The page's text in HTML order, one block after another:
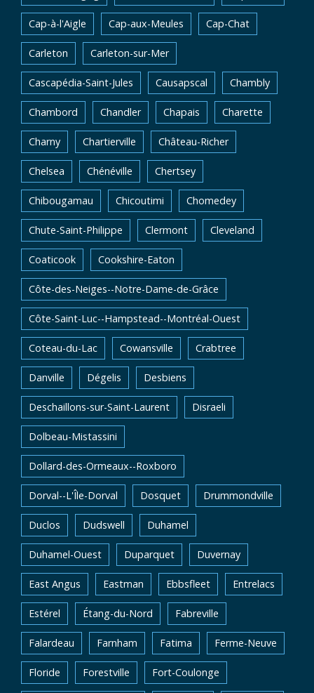
Cap-à-l'Aigle Cap-aux-Meules Cap-Chat
Carleton Carleton-sur-Mer
Cascapédia-Saint-Jules Causapscal Chambly
Chambord Chandler Chapais Charette
Charny Chartierville Château-Richer
Chelsea Chénéville Chertsey
Chibougamau Chicoutimi Chomedey
Chute-Saint-Philippe Clermont Cleveland
Coaticook Cookshire-Eaton
Côte-des-Neiges--Notre-Dame-de-Grâce
Côte-Saint-Luc--Hampstead--Montréal-Ouest
Coteau-du-Lac Cowansville Crabtree
Danville Dégelis Desbiens
Deschaillons-sur-Saint-Laurent Disraeli
Dolbeau-Mistassini
Dollard-des-Ormeaux--Roxboro
Dorval--L'Île-Dorval Dosquet Drummondville
Duclos Dudswell Duhamel
Duhamel-Ouest Duparquet Duvernay
East Angus Eastman Ebbsfleet Entrelacs
Estérel Étang-du-Nord Fabreville
Falardeau Farnham Fatima Ferme-Neuve
Floride Forestville Fort-Coulonge